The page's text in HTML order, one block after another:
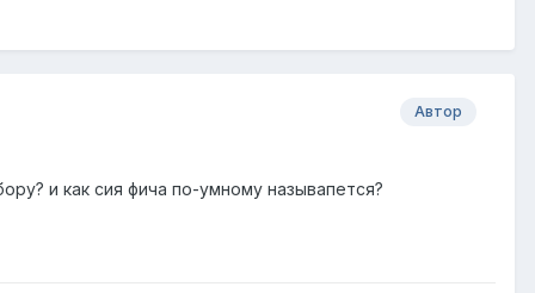
Автор
и как сия фича по-умному называпется?